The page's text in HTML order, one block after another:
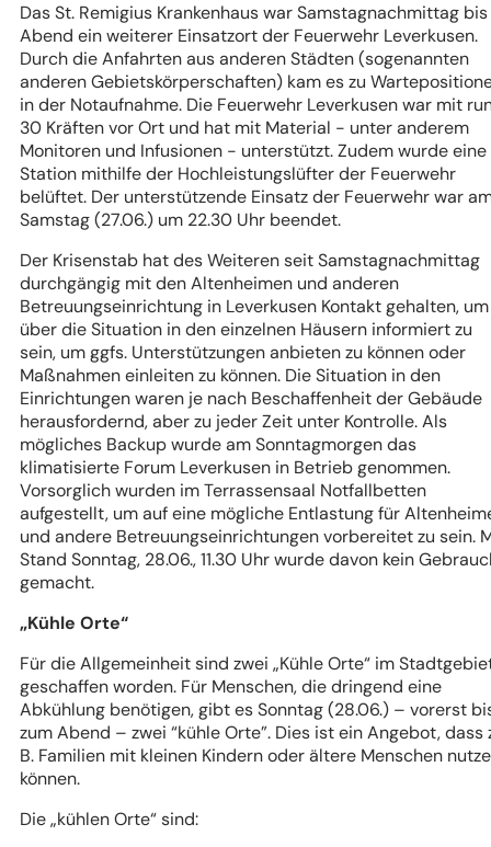
Das St. Remigius Krankenhaus war Samstagnachmittag
Abend ein weiterer Einsatzort der Feuerwehr Leverkusen.
Durch die Anfahrten aus anderen Städten (sogenannten
anderen Gebietskörperschaften) kam es zu
in der Notaufnahme. Die Feuerwehr Leverkusen war mit
30 Kräften vor Ort und hat mit Material - unter anderem
Monitoren und Infusionen - unterstützt. Zudem wurde eine
Station mithilfe der Hochleistungslüfter der Feuerwehr
belüftet. Der unterstützende Einsatz der Feuerwehr war
Samstag (27.06.) um 22.30 Uhr beendet.
Der Krisenstab hat des Weiteren seit Samstagnachmittag
durchgängig mit den Altenheimen und anderen
Betreuungseinrichtung in Leverkusen Kontakt gehalten, um
über die Situation in den einzelnen Häusern informiert zu
sein, um ggfs. Unterstützungen anbieten zu können oder
Maßnahmen einleiten zu können. Die Situation in den
Einrichtungen waren je nach Beschaffenheit der Gebäude
herausfordernd, aber zu jeder Zeit unter Kontrolle. Als
mögliches Backup wurde am Sonntagmorgen das
klimatisierte Forum Leverkusen in Betrieb genommen.
Vorsorglich wurden im Terrassensaal Notfallbetten
aufgestellt, um auf eine mögliche Entlastung für
und andere Betreuungseinrichtungen vorbereitet zu sein.
Stand Sonntag, 28.06., 11.30 Uhr wurde davon kein
gemacht.
„Kühle Orte“
Für die Allgemeinheit sind zwei „Kühle Orte“ im
geschaffen worden. Für Menschen, die dringend eine
Abkühlung benötigen, gibt es Sonntag (28.06.) – vorerst
zum Abend – zwei “kühle Orte”. Dies ist ein Angebot, dass
B. Familien mit kleinen Kindern oder ältere Menschen
können.
Die „kühlen Orte“ sind: